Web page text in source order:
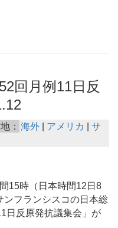
回月例11日反
： 海外 アメリカ
サ
15時（日本時間12日8
ンフランシスコの日本総
日反原発抗議集会」が